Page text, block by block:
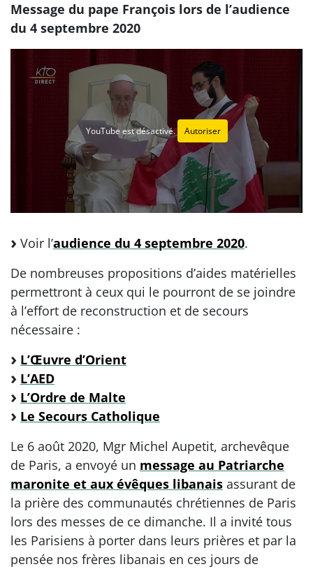
Message du pape François lors de l’audience
du 4 septembre 2020
YouTube est désactivé. Autoriser
Voir l’audience du 4 septembre 2020.
De nombreuses propositions d’aides matérielles
permettront à ceux qui le pourront de se joindre
à l’effort de reconstruction et de secours
nécessaire :
L’Œuvre d’Orient
L’AED
L’Ordre de Malte
Le Secours Catholique
Le 6 août 2020, Mgr Michel Aupetit, archevêque
de Paris, a envoyé un message au Patriarche
maronite et aux évêques libanais assurant de
la prière des communautés chrétiennes de Paris
lors des messes de ce dimanche. Il a invité tous
les Parisiens à porter dans leurs prières et par la
pensée nos frères libanais en ces jours de